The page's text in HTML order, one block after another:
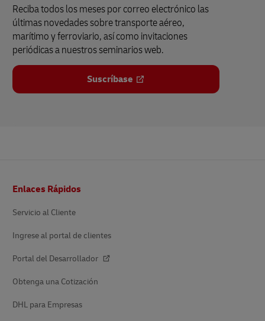
Reciba todos los meses por correo electrónico las
últimas novedades sobre transporte aéreo,
marítimo y ferroviario, así como invitaciones
periódicas a nuestros seminarios web.
Suscríbase
de
Enlaces Rápidos
Servicio al Cliente
Ingrese al portal de clientes
Portal del Desarrollador
Obtenga una Cotización
DHL para Empresas